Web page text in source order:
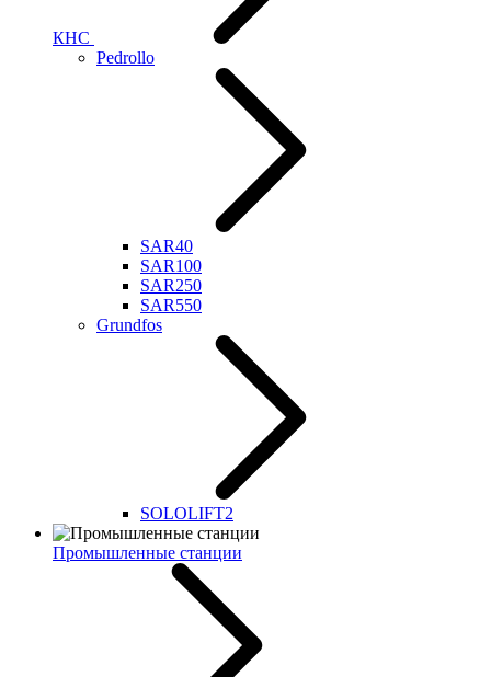
КНС
Pedrollo
SAR40
SAR100
SAR250
SAR550
Grundfos
SOLOLIFT2
Промышленные станции